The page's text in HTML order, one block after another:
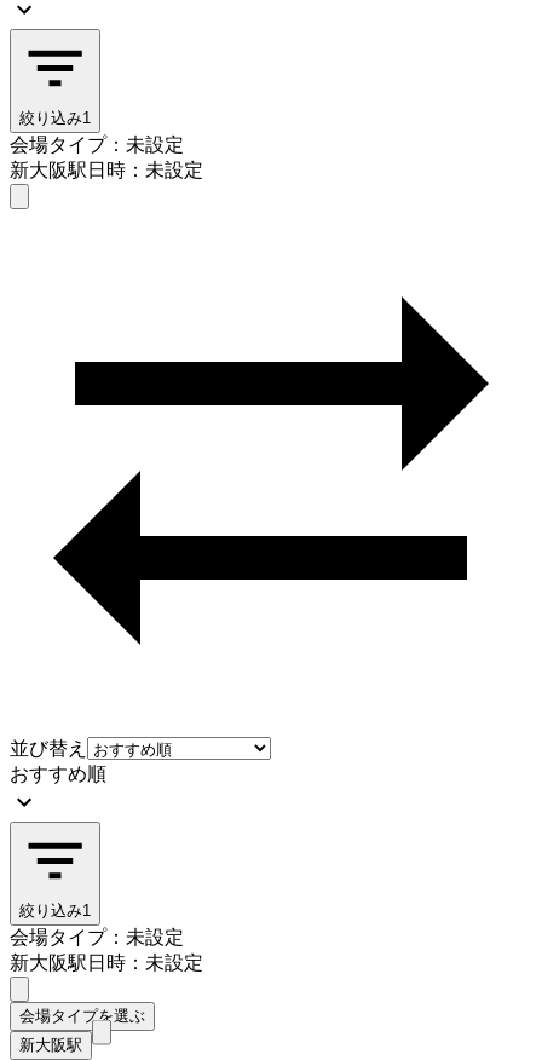
絞り込み1
会場タイプ：未設定
新大阪駅日時：未設定
並び替え
おすすめ順
絞り込み1
会場タイプ：未設定
新大阪駅日時：未設定
会場タイプを選ぶ
新大阪駅